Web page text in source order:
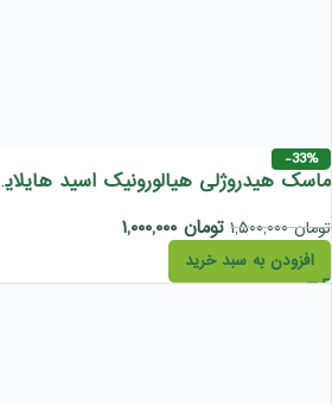
-33%
ماسک
تومان۱,۵۰۰,۰۰۰ تومان
افزودن به سبد خرید